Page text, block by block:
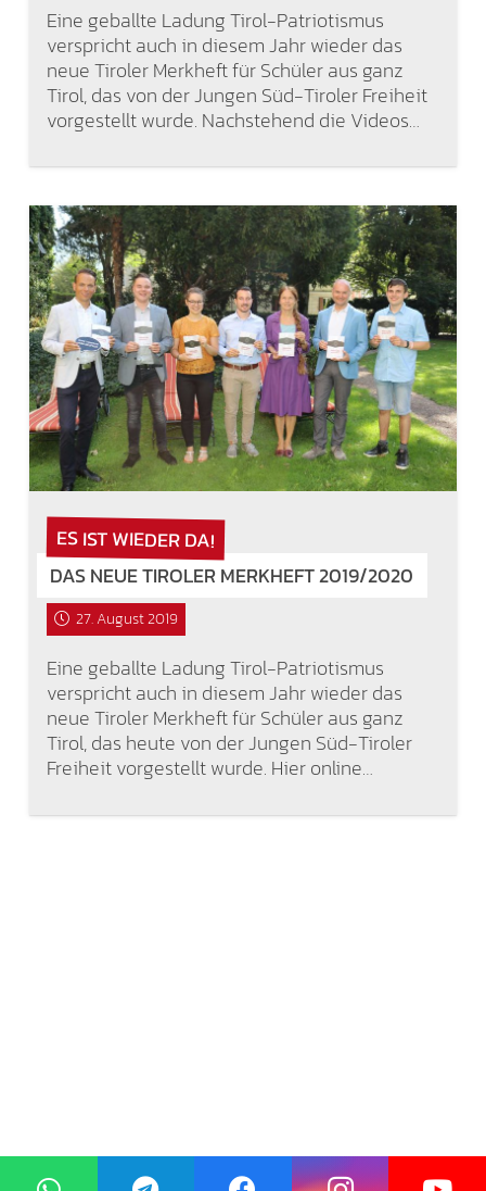
Eine geballte Ladung Tirol-Patriotismus
verspricht auch in diesem Jahr wieder das
neue Tiroler Merkheft für Schüler aus ganz
Tirol, das von der Jungen Süd-Tiroler Freiheit
vorgestellt wurde. Nachstehend die Videos…
ES IST WIEDER DA!
DAS NEUE TIROLER MERKHEFT 2019/2020
27. August 2019
Eine geballte Ladung Tirol-Patriotismus
verspricht auch in diesem Jahr wieder das
neue Tiroler Merkheft für Schüler aus ganz
Tirol, das heute von der Jungen Süd-Tiroler
Freiheit vorgestellt wurde. Hier online…